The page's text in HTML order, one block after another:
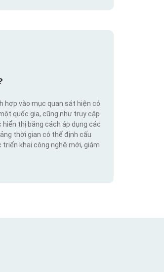
hợp vào mục quan sát hiện có
quốc gia, cũng như truy cập
thị bằng cách áp dụng các
thời gian có thể định cấu
khai công nghệ mới, giám